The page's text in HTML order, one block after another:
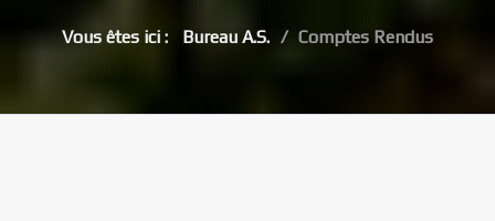
Vous êtes ici : Bureau A.S. Comptes Rendus